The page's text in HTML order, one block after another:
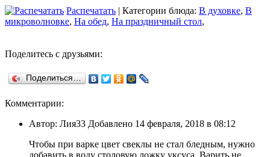
Распечатать | Категории блюда: В духовке, В
микроволновке, На обед, На праздничный стол,
Поделитесь с друзьями:
Поделиться…
Комментарии:
Автор: Лия33 Добавлено 14 февраля, 2018 в 08:12
Чтобы при варке цвет свеклы не стал бледным, нужно
добавить в воду столовую ложку уксуса. Варить не